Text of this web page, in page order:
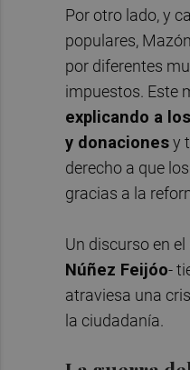
Por otro lado, y
populares,
por diferentes
impuestos. Este
explicando a
y donacionesy
derecho a que
gracias a la
Un discurso en
Núñez Feijóo-
atraviesa una
la ciudadanía.